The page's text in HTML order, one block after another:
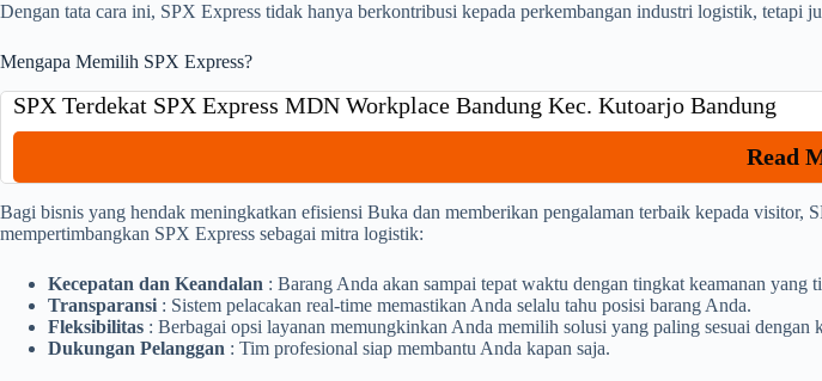
Dengan tata cara ini, SPX Express tidak hanya berkontribusi kepada perkembangan industri logistik, tetapi
Mengapa Memilih SPX Express?
SPX Terdekat SPX Express MDN Workplace Bandung Kec. Kutoarjo Bandung
Read
Bagi bisnis yang hendak meningkatkan efisiensi Buka dan memberikan pengalaman terbaik kepada visitor,
mempertimbangkan SPX Express sebagai mitra logistik:
Kecepatan dan Keandalan : Barang Anda akan sampai tepat waktu dengan tingkat keamanan yang
Transparansi : Sistem pelacakan real-time memastikan Anda selalu tahu posisi barang Anda.
Fleksibilitas : Berbagai opsi layanan memungkinkan Anda memilih solusi yang paling sesuai dengan
Dukungan Pelanggan : Tim profesional siap membantu Anda kapan saja.